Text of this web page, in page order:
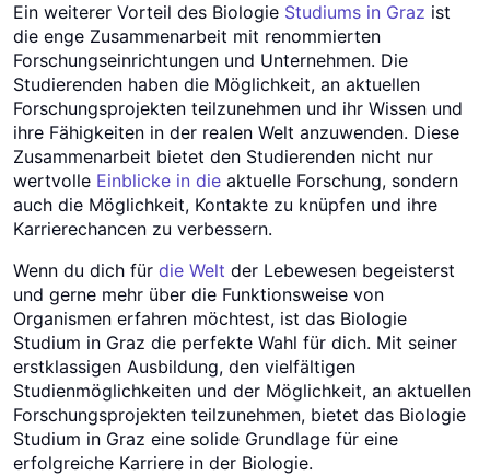
Ein weiterer Vorteil des Biologie Studiums in Graz ist
die enge Zusammenarbeit mit renommierten
Forschungseinrichtungen und Unternehmen. Die
Studierenden haben die Möglichkeit, an aktuellen
Forschungsprojekten teilzunehmen und ihr Wissen und
ihre Fähigkeiten in der realen Welt anzuwenden. Diese
Zusammenarbeit bietet den Studierenden nicht nur
wertvolle Einblicke in die aktuelle Forschung, sondern
auch die Möglichkeit, Kontakte zu knüpfen und ihre
Karrierechancen zu verbessern.
Wenn du dich für die Welt der Lebewesen begeisterst
und gerne mehr über die Funktionsweise von
Organismen erfahren möchtest, ist das Biologie
Studium in Graz die perfekte Wahl für dich. Mit seiner
erstklassigen Ausbildung, den vielfältigen
Studienmöglichkeiten und der Möglichkeit, an aktuellen
Forschungsprojekten teilzunehmen, bietet das Biologie
Studium in Graz eine solide Grundlage für eine
erfolgreiche Karriere in der Biologie.